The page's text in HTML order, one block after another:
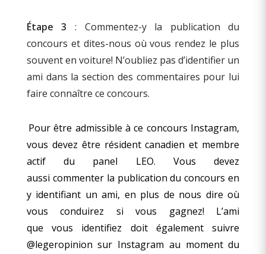
Étape 3 : Commentez-y la publication du
concours et dites-nous où vous rendez le plus
souvent en voiture! N’oubliez pas d’identifier un
ami dans la section des commentaires pour lui
faire connaître ce concours.
Pour être admissible à ce concours Instagram,
vous devez être résident canadien et membre
actif du panel LEO. Vous devez
aussi commenter la publication du concours en
y identifiant un ami, en plus de nous dire où
vous conduirez si vous gagnez! L’ami
que vous identifiez doit également suivre
@legeropinion sur Instagram au moment du